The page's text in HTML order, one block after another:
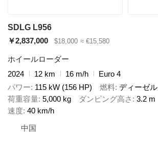
SDLG L956
￥2,837,000
$18,000 ≈ €15,580
ホイールローダー
2024
12 km 16 m/h
Euro 4
パワー 115 kW (156 HP) 燃料 ディーゼル
荷重容量 5,000 kg ダンピング高さ
3.2 m
速度 40 km/h
中国